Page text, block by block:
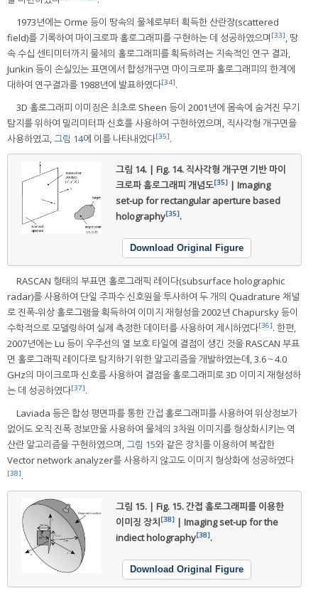
1973년에는 Orme 등이 땅속의 물체로부터 획득한 산란장(scattered
field)를 기록하여 마이크로파 홀로그래피를 구현하는 데 성공하였으며 [33], 땅
속 수십 센티미터까지 물체의 홀로그래피를 획득하려는 지속적인 연구 결과,
Junkin 등이 손실있는 표면에서 합성개구면 마이크로파 홀로그래피의 한계에
대하여 연구결과를 1988년에 발표하였다[34].
3D 홀로그래피 이미징은 최초로 Sheen 등이 2001년에 몸속에 숨겨진 무기
탐지를 위하여 밀리미터파 신호를 사용하여 구현하였으며, 직사각형 개구면을
사용하였고,그림 14에 이를 나타내었다[35].
그림 14. | Fig. 14.직사각형 개구면 기반 마이
크로파 홀로그래피 개념도[35]| Imaging
set-up for rectangular aperture based
holography[35].
Download Original Figure
RASCAN 형태의 부표면 홀로그래픽 레이다(subsurface holographic
radar)를 사용하여 단일 주파수 신호원을 투사하여 두 개의 Quadrature 채널
로 진폭-위상 홀로그램을 획득하여 이미지 재형성을 2002년 Chapursky 등이
수학적으로 모델링하여 실제 측정한 데이터를 사용하여 제시하였다[36]. 한편,
2007년에는 Lu 등이 우주선의 열 보호 타일에 결점이 생긴 것을 RASCAN 부표
면 홀로그래픽 레이다로 탐지하기 위한 알고리즘을 개발하였는데, 3.6～4.0
GHz의 마이크로파 신호를 사용하여 결점을 홀로그래피로 3D 이미지 재형성하
는 데 성공하였다[37].
Laviada 등은 합성 평면파를 통한 간접 홀로그래피를 사용하여 위상정보가
없어도 오직 진폭 정보만을 사용하여 물체의 3차원 이미지를 형상화시키는 역
산란 알고리즘을 구현하였으며,그림 15와 같은 장치를 이용하여 복잡한
Vector network analyzer를 사용하지 않고도 이미지 형상화에 성공하였다
[38].
그림 15. | Fig. 15.간접 홀로그래피를 이용한
이미징 장치[38]| Imaging set-up for the
indiect holography[38].
Download Original Figure